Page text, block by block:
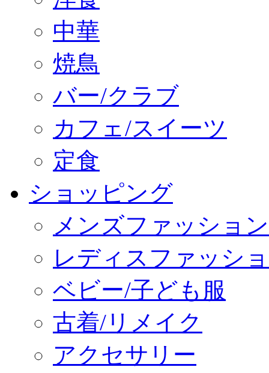
中華
焼鳥
バー/クラブ
カフェ/スイーツ
定食
ショッピング
メンズファッション
レディスファッシ
ベビー/子ども服
古着/リメイク
アクセサリー